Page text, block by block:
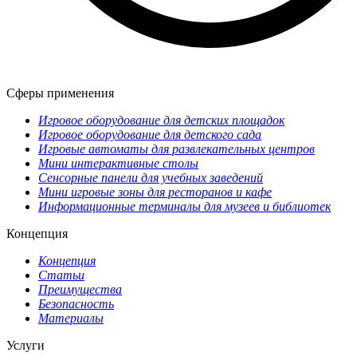
Сферы применения
Игровое оборудование для детских площадок
Игровое оборудование для детского сада
Игровые автоматы для развлекательных центров
Мини интерактивные столы
Сенсорные панели для учебных заведений
Мини игровые зоны для ресторанов и кафе
Информационные терминалы для музеев и библиотек
Концепция
Концепция
Статьи
Преимущества
Безопасность
Материалы
Услуги